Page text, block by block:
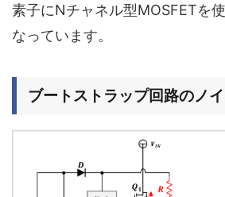
素子にNチャネル型MOSFETを
なっています。
ブートストラップ回路のノ